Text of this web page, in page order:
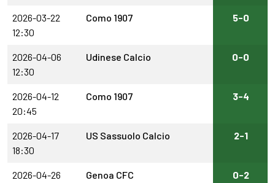
2026-03-22
12:30
Como 1907 5-0
2026-04-06
12:30
Udinese Calcio 0-0
2026-04-12
20:45
Como 1907 3-4
2026-04-17
18:30
US Sassuolo Calcio 2-1
2026-04-26
Genoa CFC 0-2